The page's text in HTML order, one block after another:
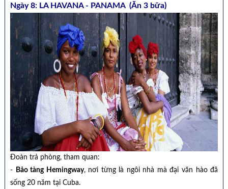
Ngày 8: LA HAVANA - PANAMA (Ăn 3 bữa)
Đoàn trả phòng, tham quan:
-
Bảo tàng Hemingway, nơi từng là ngôi nhà mà đại văn hào đã
sống 20 năm tại Cuba.